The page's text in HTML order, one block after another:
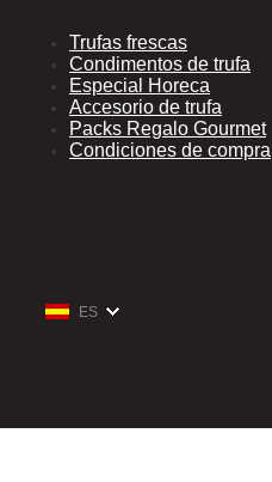
Trufas frescas
Condimentos de trufa
Especial Horeca
Accesorio de trufa
Packs Regalo Gourmet
Condiciones de compra
ES